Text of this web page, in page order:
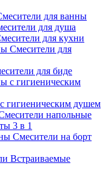
для ванны
для душа
для кухни
для биде
гигиеническим душем
напольные
3 в 1